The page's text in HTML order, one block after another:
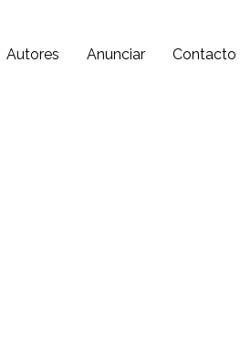
Autores Anunciar Contacto